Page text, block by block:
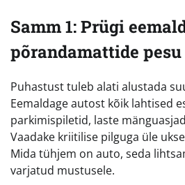
Samm 1: Prügi
põrandamattide pesu
Puhastust tuleb alati alustada
Eemaldage autost kõik lahtised
parkimispiletid, laste
Vaadake kriitilise pilguga üle
Mida tühjem on auto, seda
varjatud mustusele.